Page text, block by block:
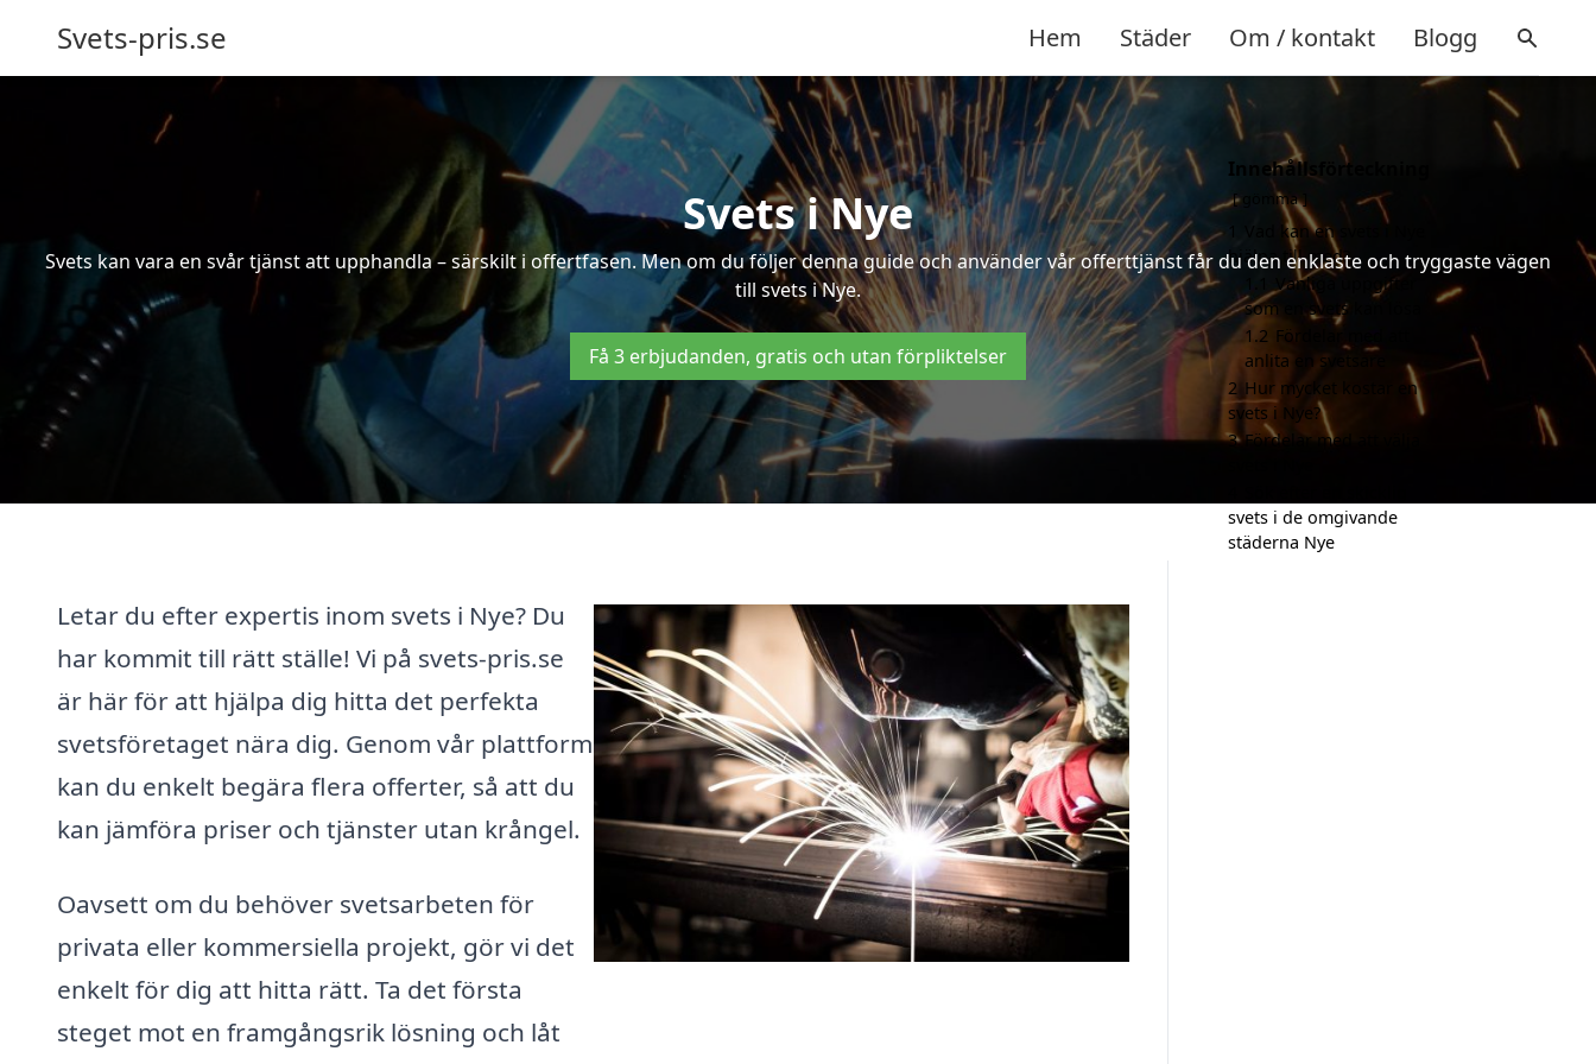
Svets-pris.se Hem Städer Om / kontakt Blogg
Svets i Nye
Svets kan vara en svår tjänst att upphandla – särskilt i offertfasen. Men om du följer denna guide och använder vår offerttjänst får du den enklaste och tryggaste vägen
till svets i Nye.
Få 3 erbjudanden, gratis och utan förpliktelser
Letar du efter expertis inom svets i Nye? Du
har kommit till rätt ställe! Vi på svets-pris.se
är här för att hjälpa dig hitta det perfekta
svetsföretaget nära dig. Genom vår plattform
kan du enkelt begära flera offerter, så att du
kan jämföra priser och tjänster utan krångel.
Oavsett om du behöver svetsarbeten för
privata eller kommersiella projekt, gör vi det
enkelt för dig att hitta rätt. Ta det första
steget mot en framgångsrik lösning och låt
Innehållsförteckning
gömma
Vad kan en svets i Nye
hjälpa till med?
Vanliga uppgifter
som en svets kan lösa
1.2 Fördelar med att
anlita en svetsare
2 Hur mycket kostar en
svets i Nye?
3 Fördelar med att välja
svets i de omgivande
städerna Nye